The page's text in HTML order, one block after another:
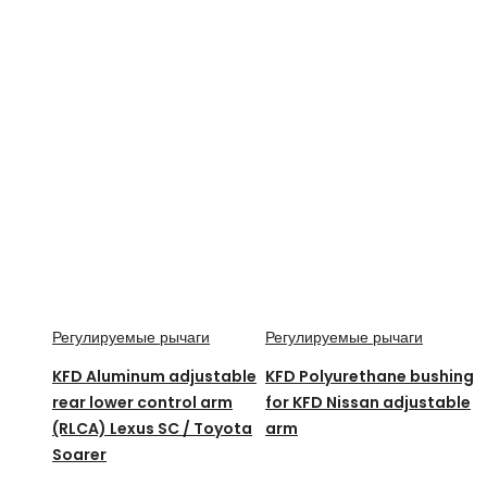
Регулируемые рычаги
KFD Aluminum adjustable
rear lower control arm
(RLCA) Lexus SC / Toyota
Soarer
Регулируемые рычаги
KFD Polyurethane bushing
for KFD Nissan adjustable
arm